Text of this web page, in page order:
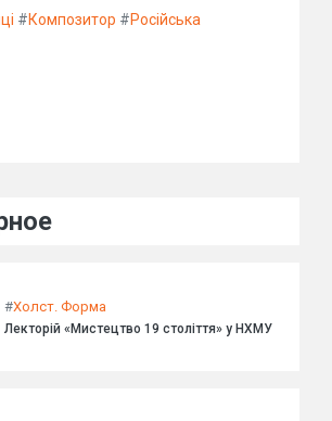
#Композитор #Російська
#Холст. Форма
Лекторій «Мистецтво 19 століття» у НХМУ